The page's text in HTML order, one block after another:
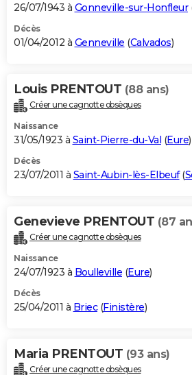
26/07/1943 à Gonneville-sur-Honfleur
Décès
01/04/2012 à Genneville (Calvados)
Louis PRENTOUT (88 ans)
Créer une cagnotte obsèques
Naissance
31/05/1923 à Saint-Pierre-du-Val (Eure)
Décès
23/07/2011 à Saint-Aubin-lès-Elbeuf(
Genevieve PRENTOUT (87
Créer une cagnotte obsèques
Naissance
24/07/1923 à Boulleville (Eure)
Décès
25/04/2011 à Briec(Finistère)
Maria PRENTOUT (93 ans)
Créer une cagnotte obsèques